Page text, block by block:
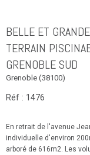
BELLE ET
TERRAIN
GRENOBLE SUD
Grenoble (38100)
Réf : 1476
En retrait de l'avenue
individuelle d'environ
arboré de 616m2. Les